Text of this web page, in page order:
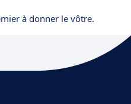
à donner le vôtre.